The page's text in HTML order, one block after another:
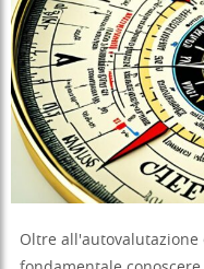
Oltre all'autovalutazione